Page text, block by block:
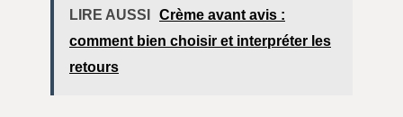
LIRE AUSSI
Crème avant avis :
comment bien choisir et interpréter les
retours